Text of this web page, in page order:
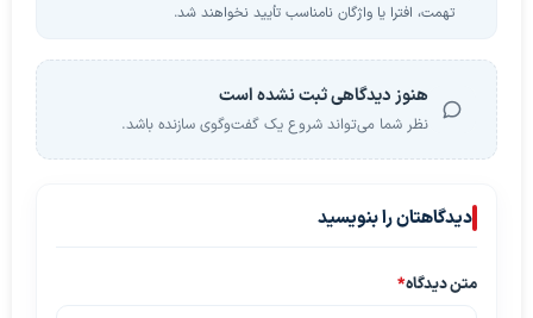
تهمت، افترا یا واژگان نامناسب تأیید نخواهند شد.
هنوز دیدگاهی ثبت نشده است
نظر شما می‌تواند شروع یک گفت‌وگوی سازنده باشد.
دیدگاهتان را بنویسید
متن دیدگاه*